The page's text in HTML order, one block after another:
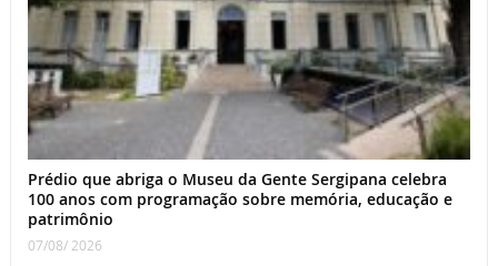
Prédio que abriga o Museu da Gente Sergipana celebra
100 anos com programação sobre memória, educação e
patrimônio
07/08/ 2026